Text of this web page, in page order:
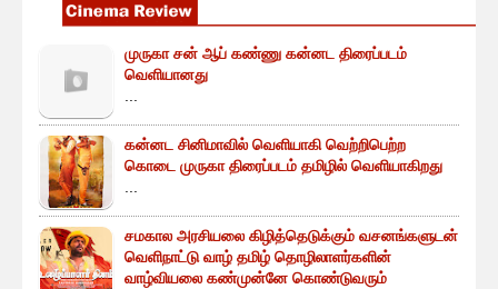
முருகா சன் ஆப் கண்ணு கன்னட திரைப்படம்
வெளியானது
...
கன்னட சினிமாவில் வெளியாகி வெற்றிபெற்ற
கொடை முருகா திரைப்படம் தமிழில் வெளியாகிறது
...
சமகால அரசியலை கிழித்தெடுக்கும் வசனங்களுடன்
வெளிநாட்டு வாழ் தமிழ் தொழிலாளர்களின்
வாழ்வியலை கண்முன்னே கொண்டுவரும்